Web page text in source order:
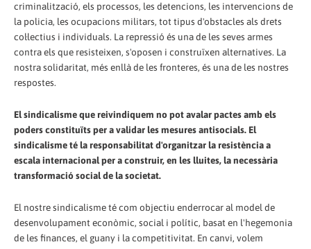
criminalització, els processos, les detencions, les intervencions de
la policia, les ocupacions militars, tot tipus d'obstacles als drets
col·lectius i individuals. La repressió és una de les seves armes
contra els que resisteixen, s'oposen i construïxen alternatives. La
nostra solidaritat, més enllà de les fronteres, és una de les nostres
respostes.
El sindicalisme que reivindiquem no pot avalar pactes amb els
poders constituïts per a validar les mesures antisocials. El
sindicalisme té la responsabilitat d'organitzar la resistència a
escala internacional per a construir, en les lluites, la necessària
transformació social de la societat.
El nostre sindicalisme té com objectiu enderrocar al model de
desenvolupament econòmic, social i polític, basat en l'hegemonia
de les finances, el guany i la competitivitat. En canvi, volem